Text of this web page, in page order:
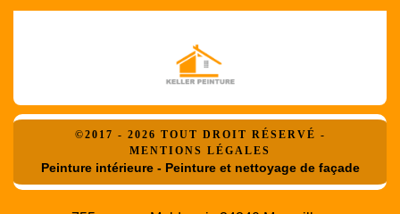
©2017 - 2026 TOUT DROIT RÉSERVÉ -
MENTIONS LÉGALES
Peinture intérieure - Peinture et nettoyage de façade